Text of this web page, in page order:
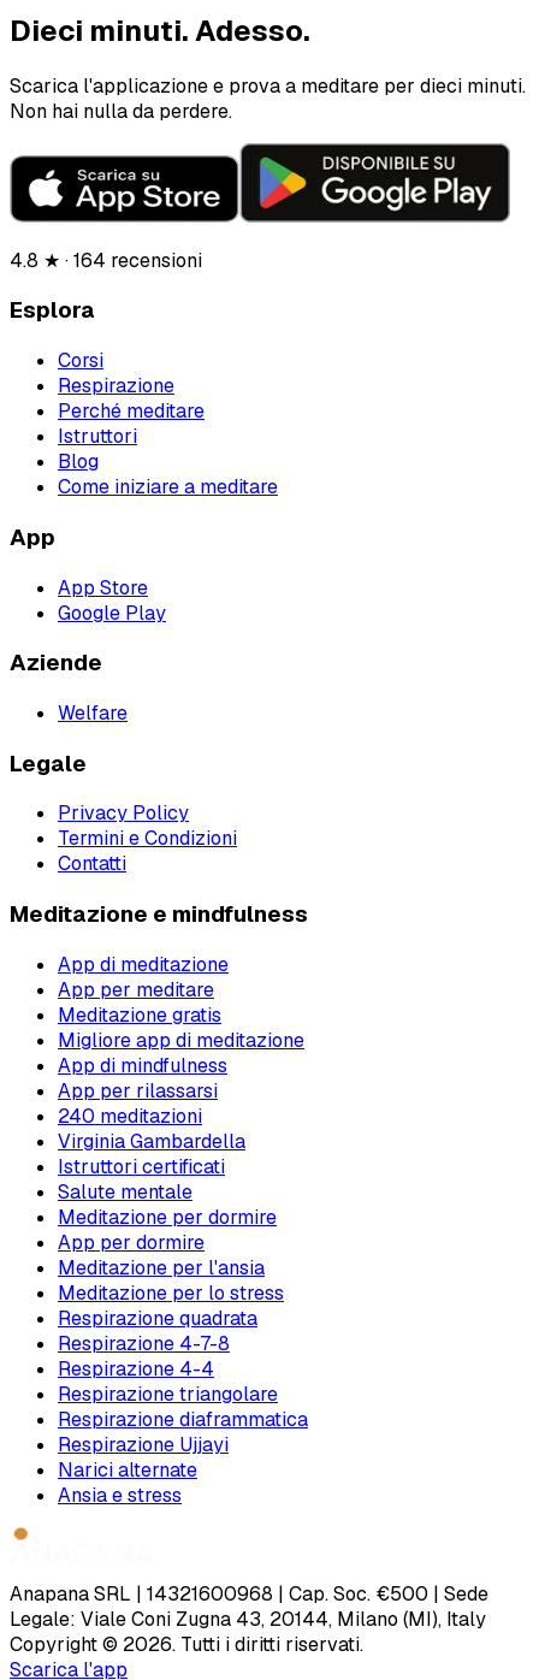
Dieci minuti.Adesso.
Scarica l'applicazione e prova a meditare per dieci minuti.
Non hai nulla da perdere.
4.8 ★ · 164 recensioni
Esplora
Corsi
Respirazione
Perché meditare
Istruttori
Blog
Come iniziare a meditare
App
App Store
Google Play
Aziende
Welfare
Legale
Privacy Policy
Termini e Condizioni
Contatti
Meditazione e mindfulness
App di meditazione
App per meditare
Meditazione gratis
Migliore app di meditazione
App di mindfulness
App per rilassarsi
240 meditazioni
Virginia Gambardella
Istruttori certificati
Salute mentale
Meditazione per dormire
App per dormire
Meditazione per l'ansia
Meditazione per lo stress
Respirazione quadrata
Respirazione 4-7-8
Respirazione 4-4
Respirazione triangolare
Respirazione diaframmatica
Respirazione Ujjayi
Narici alternate
Ansia e stress
Anapana SRL | 14321600968 | Cap. Soc. €500 | Sede
Legale: Viale Coni Zugna 43, 20144, Milano (MI), Italy
Copyright © 2026. Tutti i diritti riservati.
Scarica l'app